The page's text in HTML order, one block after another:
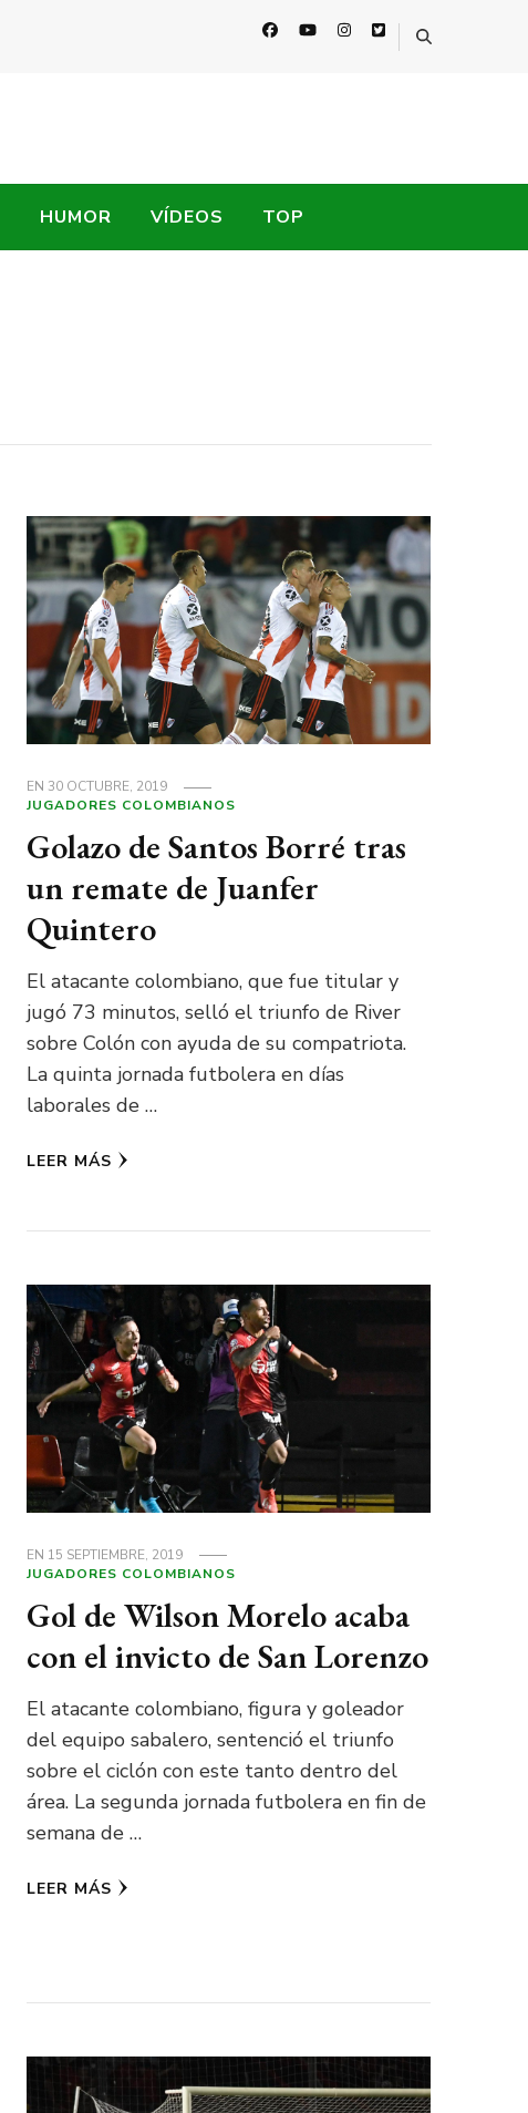
HUMOR VÍDEOS TOP
EN 30 OCTUBRE, 2019
JUGADORES COLOMBIANOS
Golazo de Santos Borré tras
un remate de Juanfer
Quintero
El atacante colombiano, que fue titular y
jugó 73 minutos, selló el triunfo de River
sobre Colón con ayuda de su compatriota.
La quinta jornada futbolera en días
laborales de …
LEER MÁS
EN 15 SEPTIEMBRE, 2019
JUGADORES COLOMBIANOS
Gol de Wilson Morelo acaba
con el invicto de San Lorenzo
El atacante colombiano, figura y goleador
del equipo sabalero, sentenció el triunfo
sobre el ciclón con este tanto dentro del
área. La segunda jornada futbolera en fin de
semana de …
LEER MÁS